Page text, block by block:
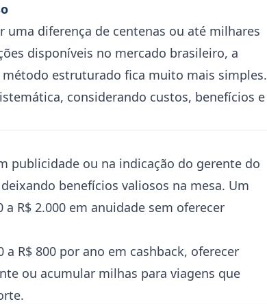
diferença de centenas ou até milhares
disponíveis no mercado brasileiro, a
estruturado fica muito mais simples.
considerando custos, benefícios e
publicidade ou na indicação do gerente do
benefícios valiosos na mesa. Um
R$ 2.000 em anuidade sem oferecer
R$ 800 por ano em cashback, oferecer
ou acumular milhas para viagens que